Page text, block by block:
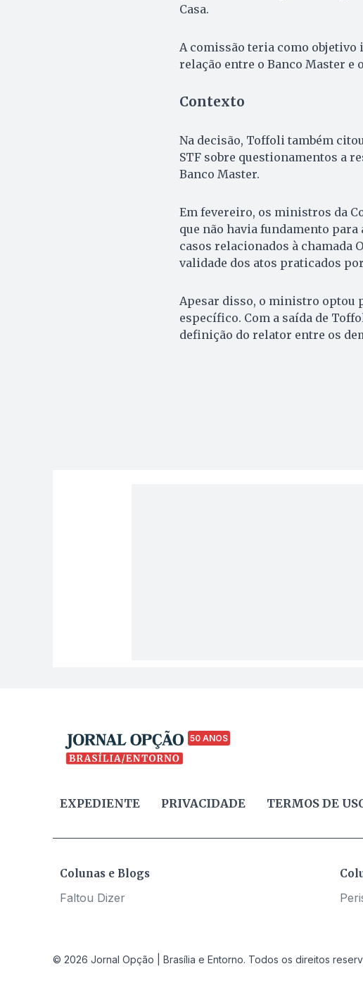
Casa.
A comissão teria como
relação entre o Banco Master e
Contexto
Na decisão, Toffoli também
STF sobre questionamentos a
Banco Master.
Em fevereiro, os ministros da
que não havia fundamento
casos relacionados à chamada
validade dos atos praticados
Apesar disso, o ministro optou
específico. Com a saída de
definição do relator entre os
50 ANOS
EXPEDIENTE PRIVACIDADE TERMOS DE
Colunas e Blogs
Faltou Dizer
© 2026 Jornal Opção | Brasília e Entorno. Todos os direitos